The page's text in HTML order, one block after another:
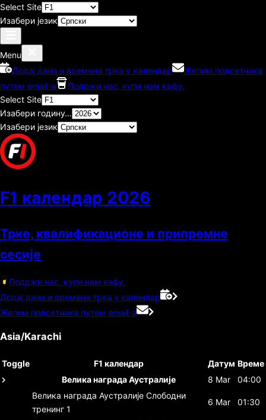
Select Site
Изабери језик
Menu
Додај дане и времена трка у календар
Желим подсетнике
путем email-а
Подржи нас, купи нам кафу.
Select Site
Изабери годину…
Изабери језик
F1 календар 2026
Трке, квалификационе и припремне
сесије
Подржи нас, купи нам кафу.
Додај дане и времена трка у календар
Желим подсетнике путем email-а
Asia/Karachi
Toggle F1 календар Датум Време
Велика награда Аустралије
8 Mar
04:00
Велика награда Аустралије Слободни
тренинг 1
6 Mar 01:30